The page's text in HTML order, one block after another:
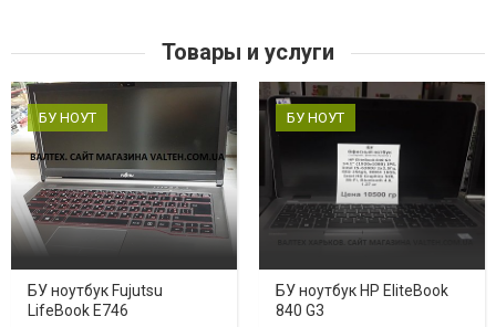
Товары и услуги
БУ НОУТ
БУ ноутбук Fujutsu
LifeBook E746
БУ НОУТ
БУ ноутбук HP EliteBook
840 G3